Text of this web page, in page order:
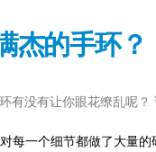
杰的手环？
有没有让你眼花缭乱呢
每一个细节都做了大量